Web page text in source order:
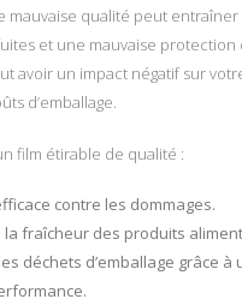
mauvaise qualité peut entraîner
et une mauvaise protection
avoir un impact négatif sur
d’emballage.
film étirable de qualité :
contre les dommages.
la fraîcheur des produits
déchets d’emballage grâce à